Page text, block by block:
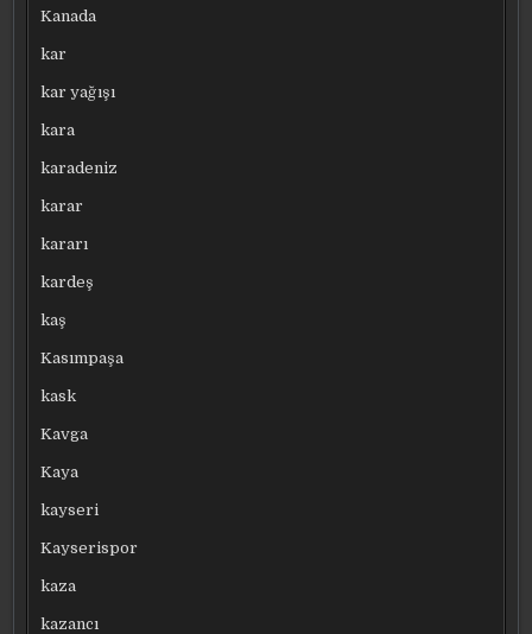
Kanada
kar
kar yağışı
kara
karadeniz
karar
kararı
kardeş
kaş
Kasımpaşa
kask
Kavga
Kaya
kayseri
Kayserispor
kaza
kazancı